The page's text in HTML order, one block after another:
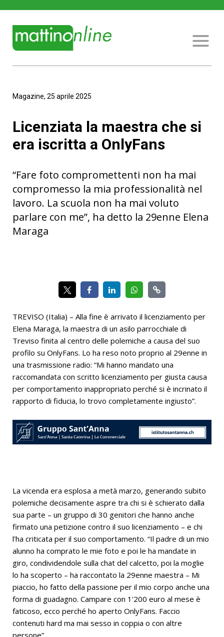
Magazine, 25 aprile 2025
Licenziata la maestra che si
era iscritta a OnlyFans
“Fare foto compromettenti non ha mai
compromesso la mia professionalità nel
lavoro. La scuola non ha mai voluto
parlare con me”, ha detto la 29enne Elena
Maraga
TREVISO (Italia) – Alla fine è arrivato il licenziamento per
Elena Maraga, la maestra di un asilo parrocchiale di
Treviso finita al centro delle polemiche a causa del suo
profilo su OnlyFans. Lo ha reso noto proprio al 29enne in
una trasmissione radio: “Mi hanno mandato una
raccomandata con scritto licenziamento per giusta causa
per comportamento inappropriato perché si è incrinato il
rapporto di fiducia, lo trovo completamente ingiusto”.
La vicenda era esplosa a metà marzo, generando subito
polemiche decisamente aspre tra chi si è schierato dalla
sua parte – un gruppo di 30 genitori che hanno anche
firmato una petizione contro il suo licenziamento – e chi
l’ha criticata per il suo comportamento. “Il padre di un mio
alunno ha comprato le mie foto e poi le ha mandate in
giro, condividendole sulla chat del calcetto, poi la moglie
lo ha scoperto – ha raccontato la 29enne maestra – Mi
piaccio, ho fatto della passione per il mio corpo anche una
forma di guadagno. Campare con 1'200 euro al mese è
faticoso, ecco perché ho aperto OnlyFans. Faccio
contenuti hard ma mai sesso in coppia o con altre